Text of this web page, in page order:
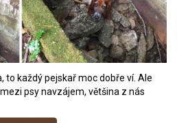
to každý pejskař moc dobře ví. Ale
psy navzájem, většina z nás